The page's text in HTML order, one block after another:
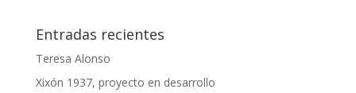
Entradas recientes
Teresa Alonso
Xixón 1937, proyecto en desarrollo